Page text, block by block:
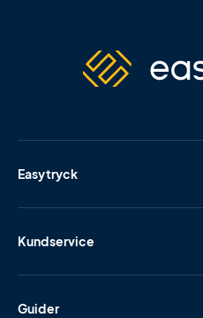
Easytryck
Kundservice
Guider